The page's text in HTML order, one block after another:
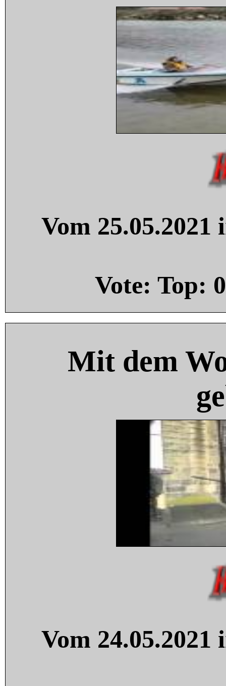
Vom
Vote: Top: 0
Mit dem
Vom